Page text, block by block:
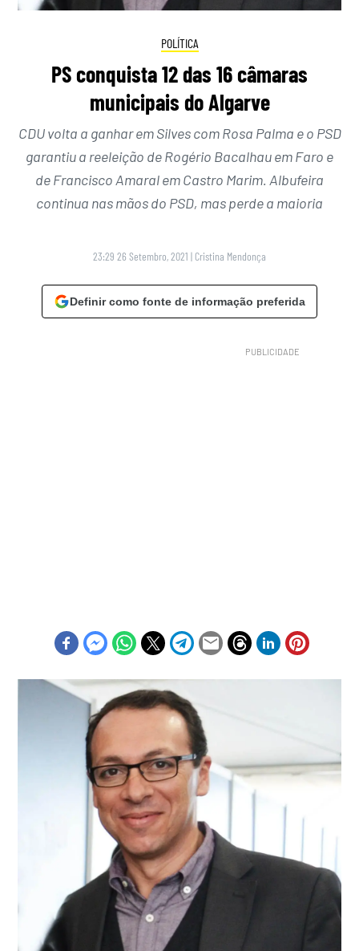
POLÍTICA
PS conquista 12 das 16 câmaras
municipais do Algarve
CDU volta a ganhar em Silves com Rosa Palma e o PSD
garantiu a reeleição de Rogério Bacalhau em Faro e
de Francisco Amaral em Castro Marim. Albufeira
continua nas mãos do PSD, mas perde a maioria
23:29 26 Setembro, 2021 | Cristina Mendonça
Definir como fonte de informação preferida